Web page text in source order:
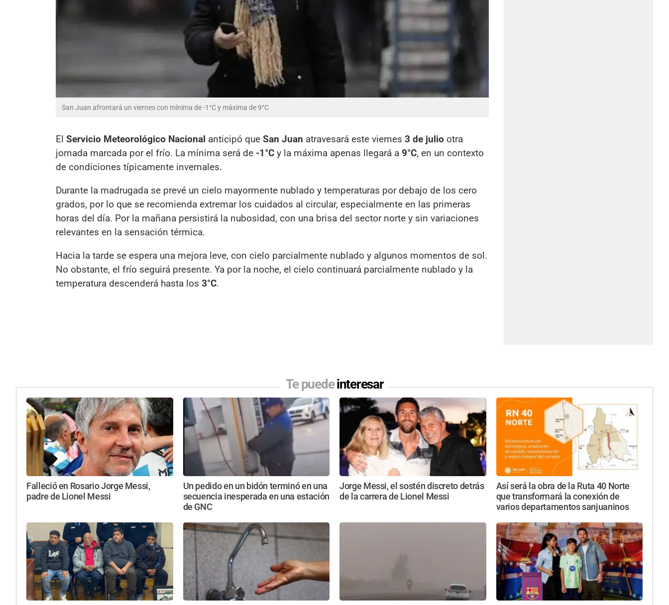
San Juan afrontará un viernes con mínima de -1°C y máxima de 9°C
El Servicio Meteorológico Nacional anticipó que San Juan atravesará este viernes 3 de julio otra
jornada marcada por el frío. La mínima será de -1°C y la máxima apenas llegará a 9°C, en un contexto
de condiciones típicamente invernales.
Durante la madrugada se prevé un cielo mayormente nublado y temperaturas por debajo de los cero
grados, por lo que se recomienda extremar los cuidados al circular, especialmente en las primeras
horas del día. Por la mañana persistirá la nubosidad, con una brisa del sector norte y sin variaciones
relevantes en la sensación térmica.
Hacia la tarde se espera una mejora leve, con cielo parcialmente nublado y algunos momentos de sol.
No obstante, el frío seguirá presente. Ya por la noche, el cielo continuará parcialmente nublado y la
temperatura descenderá hasta los 3°C.
Te puedeinteresar
Falleció en Rosario Jorge Messi,
padre de Lionel Messi
Un pedido en un bidón terminó en una
secuencia inesperada en una estación
de GNC
Jorge Messi, el sostén discreto detrás
de la carrera de Lionel Messi
Así será la obra de la Ruta 40 Norte
que transformará la conexión de
varios departamentos sanjuaninos